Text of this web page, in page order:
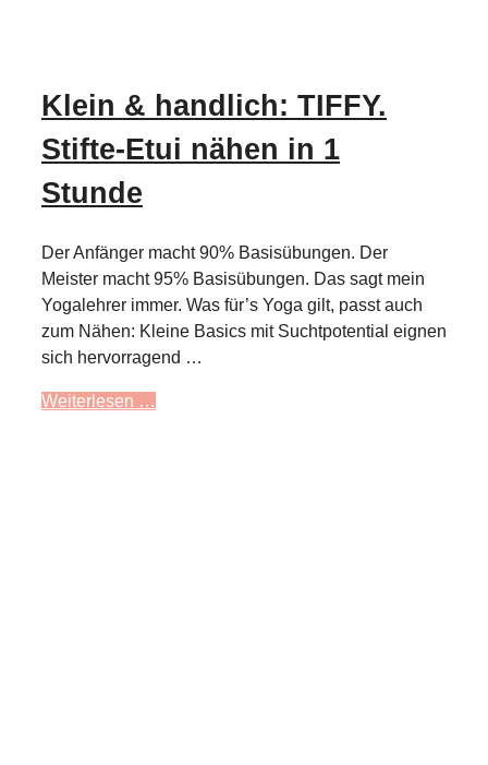
Klein & handlich: TIFFY.
Stifte-Etui nähen in 1
Stunde
Der Anfänger macht 90% Basisübungen. Der
Meister macht 95% Basisübungen. Das sagt mein
Yogalehrer immer. Was für’s Yoga gilt, passt auch
zum Nähen: Kleine Basics mit Suchtpotential eignen
sich hervorragend …
Weiterlesen …